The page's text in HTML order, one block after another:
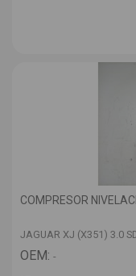
COMPRESOR
JAGUAR XJ (X351) 3.0
OEM: -